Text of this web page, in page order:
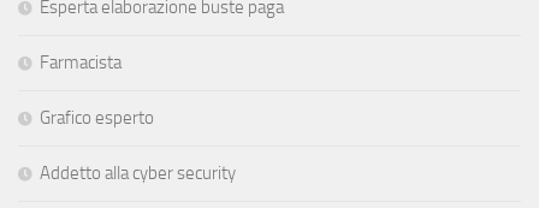
Esperta elaborazione buste paga
Farmacista
Grafico esperto
Addetto alla cyber security